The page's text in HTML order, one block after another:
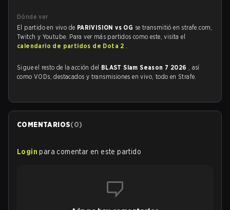
Dónde ver
El partido en vivo de PARIVISION vs OG se transmitió en strafe.com,
Twitch y Youtube. Para ver más partidos como este, visita el
calendario de partidos de Dota 2 .
Sigue el resto de la acción del BLAST Slam Season 7 2026 , así
como VODs, destacados y transmisiones en vivo, todo en Strafe.
COMENTARIOS(0)
Login para comentar en este partido